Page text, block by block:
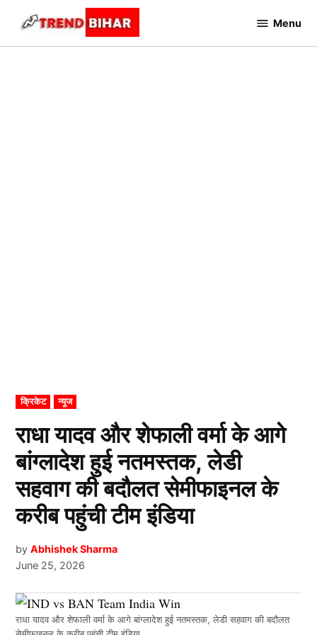
content
Bihar
Menu
POSTED
IN
क्रिकेट न्यूज
राधा यादव और शेफाली वर्मा के आगे
बांग्लादेश हुई नतमस्तक, लेडी
सहवाग की बदौलत सेमीफाइनल के
करीब पहुंची टीम इंडिया
by Abhishek Sharma
June 25, 2026
राधा यादव और शेफाली वर्मा के आगे बांग्लादेश हुई नतमस्तक, लेडी सहवाग की बदौलत